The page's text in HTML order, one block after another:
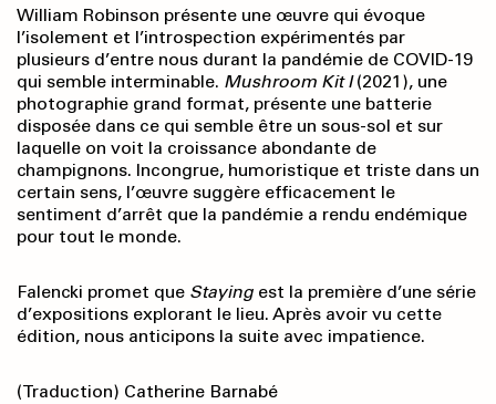
William Robinson présente une œuvre qui évoque
l’isolement et l’introspection expérimentés par
plusieurs d’entre nous durant la pandémie de COVID-19
qui semble interminable. Mushroom Kit I(2021), une
photographie grand format, présente une batterie
disposée dans ce qui semble être un sous-sol et sur
laquelle on voit la croissance abondante de
champignons. Incongrue, humoristique et triste dans un
certain sens, l’œuvre suggère efficacement le
sentiment d’arrêt que la pandémie a rendu endémique
pour tout le monde.
Falencki promet que Staying est la première d’une série
d’expositions explorant le lieu. Après avoir vu cette
édition, nous anticipons la suite avec impatience.
(Traduction) Catherine Barnabé